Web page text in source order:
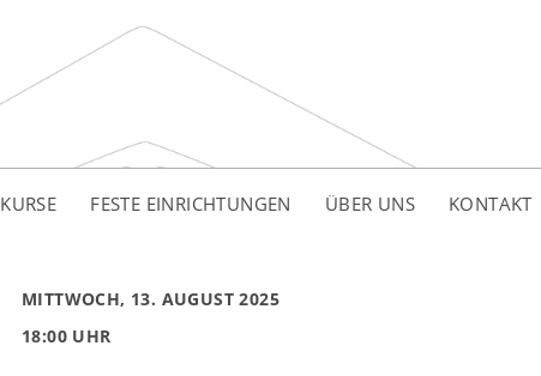
KURSE FESTE EINRICHTUNGEN ÜBER UNS KONTAKT
MITTWOCH, 13. AUGUST 2025
18:00 UHR